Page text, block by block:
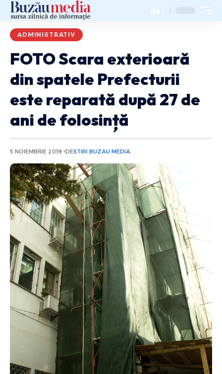
Aa
ADMINISTRATIV
FOTO Scara exterioară
din spatele Prefecturii
este reparată după 27 de
ani de folosință
5 NOIEMBRIE 2019 DESTIRI BUZAU MEDIA